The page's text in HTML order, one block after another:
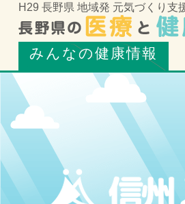
H29 長野県 地域発 元気づくり支
みんなの健康情報